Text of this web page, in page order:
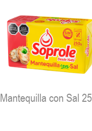
Mantequilla con Sal